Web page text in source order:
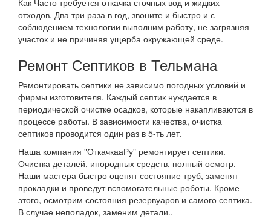
Как Часто требуется откачка сточных вод и жидких
отходов. Два три раза в год, звоните и быстро и с
соблюдением технологии выполним работу, не загрязняя
участок и не причиняя ущерба окружающей среде.
Ремонт Септиков в Тельмана
Ремонтировать септики не зависимо погодных условий и
фирмы изготовителя. Каждый септик нуждается в
периодической очистке осадков, которые накапливаются в
процессе работы. В зависимости качества, очистка
септиков проводится один раз в 5-ть лет.
Наша компания "ОткачкааРу" ремонтирует септики.
Очистка деталей, инородных средств, полный осмотр.
Наши мастера быстро оценят состояние труб, заменят
прокладки и проведут вспомогательные роботы. Кроме
этого, осмотрим состояния резервуаров и самого септика.
В случае неполадок, заменим детали..